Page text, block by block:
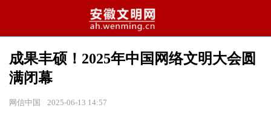
成果丰硕！2025年中国网络文明大会圆
满闭幕
网信中国 2025-06-13 14:57